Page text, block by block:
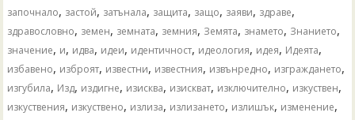
започнало, застой, затънала, защита, защо, заяви, здраве,
здравословно, земен, земната, земния, Земята, знамето, Знанието,
значение, и, идва, идеи, идентичност, идеология, идея, Идеята,
избавено, изброят, известни, известния, извънредно, изграждането,
изгубила, Изд, издигне, изисква, изискват, изключително, изкуствен,
изкуствения, изкуствено, излиза, излизането, излишък, изменение,